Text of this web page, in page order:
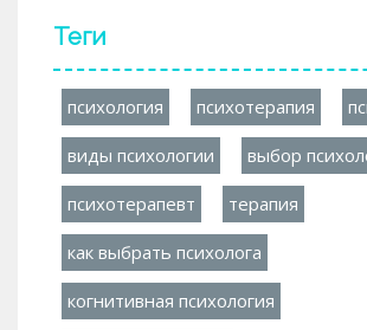
Теги
психология психотерапия
виды психологии выбор
психотерапевт терапия
как выбрать психолога
когнитивная психология